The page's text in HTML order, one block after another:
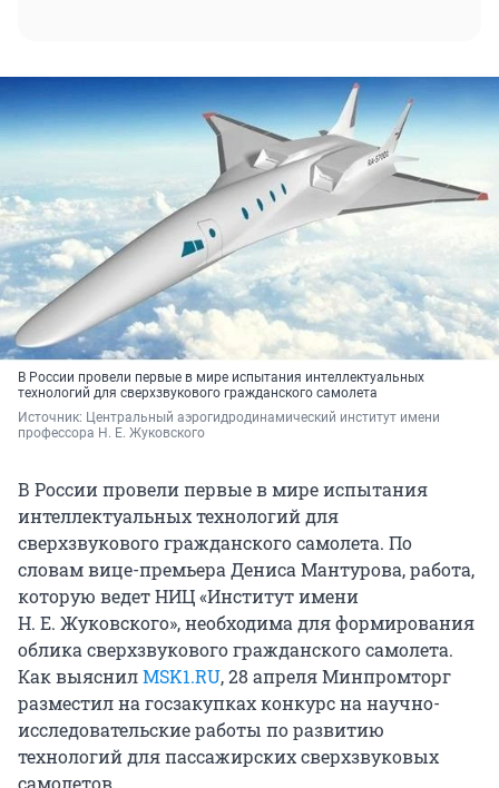
В России провели первые в мире испытания интеллектуальных
технологий для сверхзвукового гражданского самолета
Источник: Центральный аэрогидродинамический институт имени
профессора Н. Е. Жуковского
В России провели первые в мире испытания
интеллектуальных технологий для
сверхзвукового гражданского самолета. По
словам вице-премьера Дениса Мантурова, работа,
которую ведет НИЦ «Институт имени
Н. Е. Жуковского», необходима для формирования
облика сверхзвукового гражданского самолета.
Как выяснилMSK1.RU,28 апреляМинпромторг
разместил на госзакупках конкурс на научно-
исследовательские работы по развитию
технологий для пассажирских сверхзвуковых
самолетов.